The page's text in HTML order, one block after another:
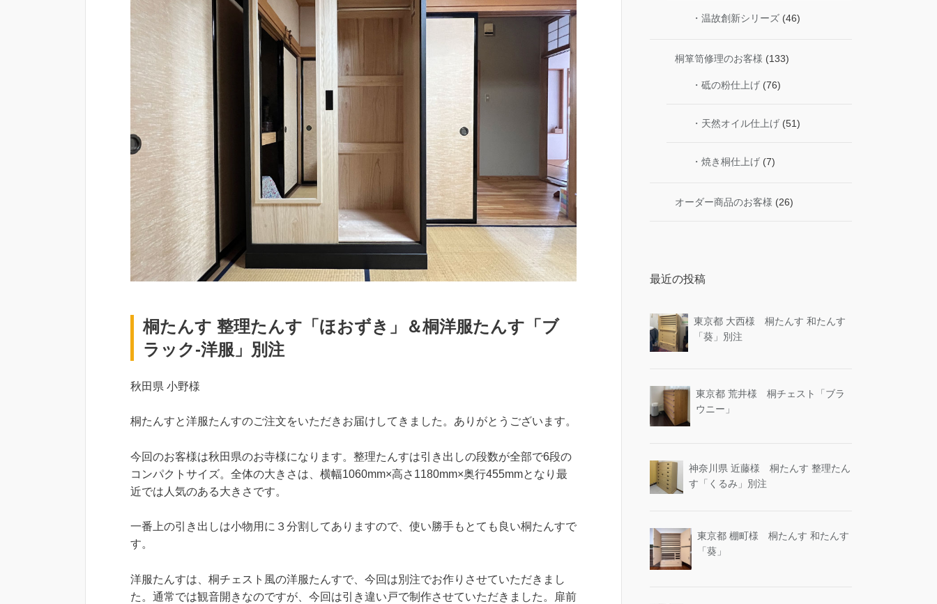
桐たんす 整理たんす「ほおずき」＆桐洋服たんす「ブ
ラック-洋服」別注
秋田県 小野様
桐たんすと洋服たんすのご注文をいただきお届けしてきました。ありがとうございます。
今回のお客様は秋田県のお寺様になります。整理たんすは引き出しの段数が全部で6段の
コンパクトサイズ。全体の大きさは、横幅1060mm×高さ1180mm×奥行455mmとなり最
近では人気のある大きさです。
一番上の引き出しは小物用に３分割してありますので、使い勝手もとても良い桐たんすで
す。
洋服たんすは、桐チェスト風の洋服たんすで、今回は別注でお作りさせていただきまし
た。通常では観音開きなのですが、今回は引き違い戸で制作させていただきました。扉前
・温故創新シリーズ (46)
桐箪笥修理のお客様 (133)
・砥の粉仕上げ (76)
・天然オイル仕上げ (51)
・焼き桐仕上げ (7)
オーダー商品のお客様 (26)
最近の投稿
東京都 大西様 桐たんす 和たんす
「葵」別注
東京都 荒井様 桐チェスト「ブラ
ウニー」
神奈川県 近藤様 桐たんす 整理たん
す「くるみ」別注
東京都 棚町様 桐たんす 和たんす
「葵」